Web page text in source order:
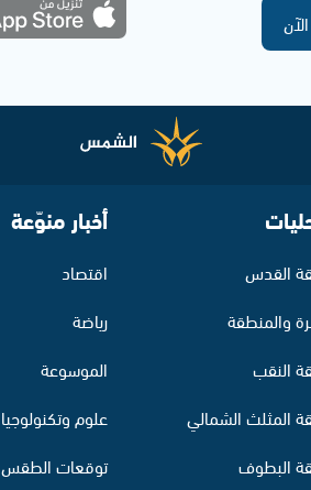
القدس
والمنطقة
النقب
المثلث الشمالي
البطوف
أخبار منوّعة
اقتصاد
رياضة
الموسوعة
علوم وتكنولوجيا
توقعات الطقس